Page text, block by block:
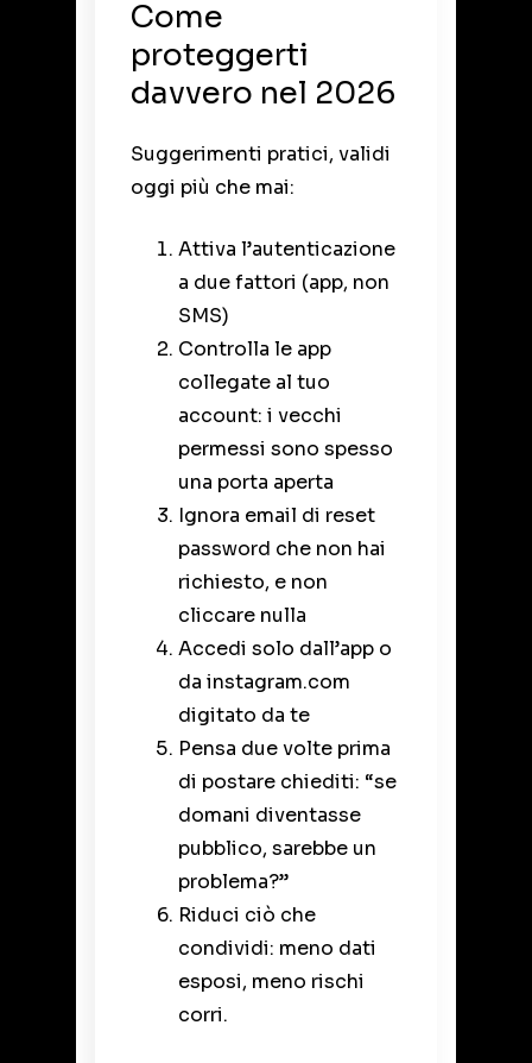
Come
proteggerti
davvero nel 2026
Suggerimenti pratici, validi
oggi più che mai:
Attiva l’autenticazione
a due fattori (app, non
SMS)
Controlla le app
collegate al tuo
account: i vecchi
permessi sono spesso
una porta aperta
Ignora email di reset
password che non hai
richiesto, e non
cliccare nulla
Accedi solo dall’app o
da instagram.com
digitato da te
Pensa due volte prima
di postare chiediti: “se
domani diventasse
pubblico, sarebbe un
problema?”
Riduci ciò che
condividi: meno dati
esposi, meno rischi
corri.